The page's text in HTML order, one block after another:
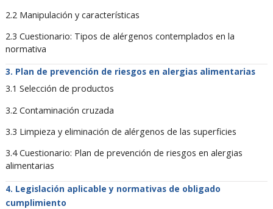
2.2 Manipulación y características
2.3 Cuestionario: Tipos de alérgenos contemplados en la
normativa
Plan de prevención de riesgos en alergias alimentarias
3.1 Selección de productos
3.2 Contaminación cruzada
3.3 Limpieza y eliminación de alérgenos de las superficies
3.4 Cuestionario: Plan de prevención de riesgos en alergias
alimentarias
Legislación aplicable y normativas de obligado
cumplimiento